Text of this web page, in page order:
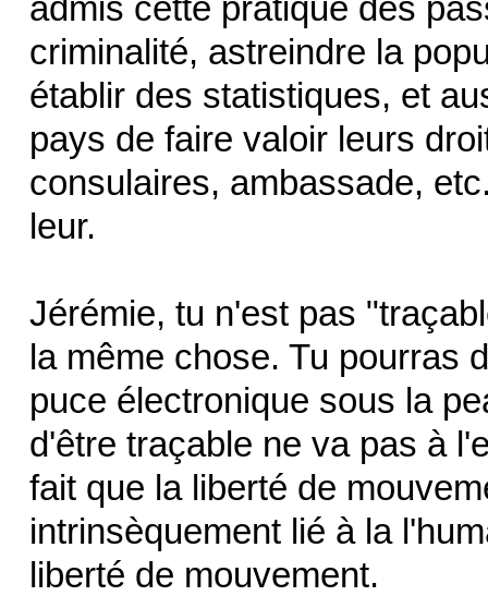
admis cette pratique des
criminalité, astreindre la
établir des statistiques, et
pays de faire valoir leurs
consulaires, ambassade,
leur.
Jérémie, tu n'est pas
la même chose. Tu pourras
puce électronique sous la
d'être traçable ne va pas à
fait que la liberté de
intrinsèquement lié à la
liberté de mouvement.